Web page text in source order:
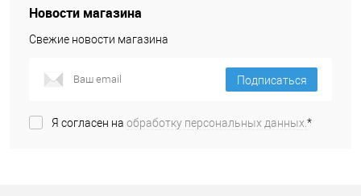
Новости магазина
Свежие новости магазина
Подписаться
Я согласен на обработку персональных данных.*